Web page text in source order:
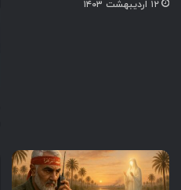
۱۲ اردیبهشت ۱۴۰۳